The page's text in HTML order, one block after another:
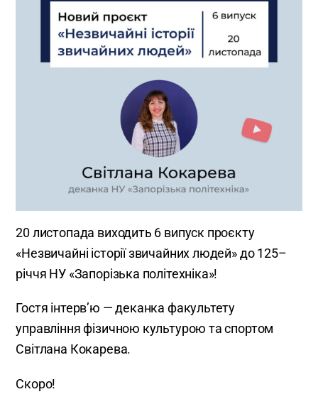
20 листопада виходить 6 випуск проєкту
«Незвичайні історії звичайних людей» до 125–
річчя НУ «Запорізька політехніка»!
Гостя інтерв’ю — деканка факультету
управління фізичною культурою та спортом
Світлана Кокарева.
Скоро!